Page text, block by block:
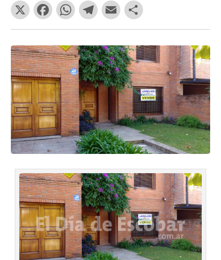
X
F
a
c
e
b
o
o
k
W
h
at
s
A
p
p
T
el
e
gr
a
m
E
m
ai
l
o
m
p
ar
tir